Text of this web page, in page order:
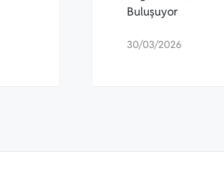
Buluşuyor
30/03/2026